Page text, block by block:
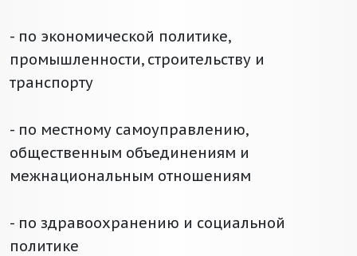
- по экономической политике,
промышленности, строительству и
транспорту
- по местному самоуправлению,
общественным объединениям и
межнациональным отношениям
- по здравоохранению и социальной
политике